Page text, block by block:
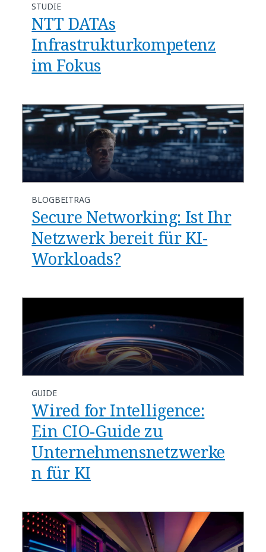
STUDIE
NTT DATAs
Infrastrukturkompetenz
im Fokus
BLOGBEITRAG
​​Secure Networking: Ist Ihr
Netzwerk bereit für KI-
Workloads?​
GUIDE
Wired for Intelligence:
Ein CIO-Guide zu
Unternehmensnetzwerke
n für KI